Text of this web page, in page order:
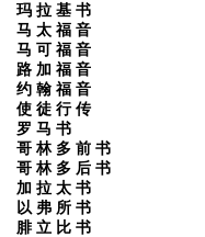
玛 拉 基 书
马 太 福 音
马 可 福 音
路 加 福 音
约 翰 福 音
使 徒 行 传
罗 马 书
哥 林 多 前 书
哥 林 多 后 书
加 拉 太 书
以 弗 所 书
腓 立 比 书